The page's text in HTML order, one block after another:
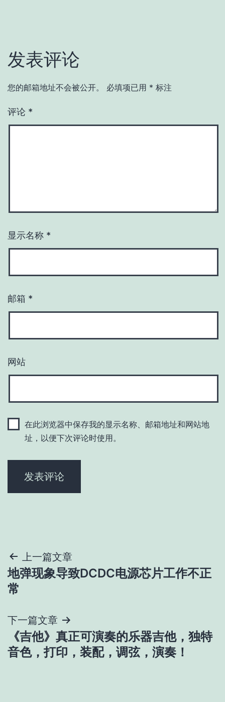
发表评论
您的邮箱地址不会被公开。 必填项已用 * 标注
评论 *
显示名称 *
邮箱 *
网站
在此浏览器中保存我的显示名称、邮箱地址和网站地
址，以便下次评论时使用。
文
章
航
上一篇文章
地弹现象导致DCDC电源芯片工作不正
常
下一篇文章
《吉他》真正可演奏的乐器吉他，独特
音色，打印，装配，调弦，演奏！